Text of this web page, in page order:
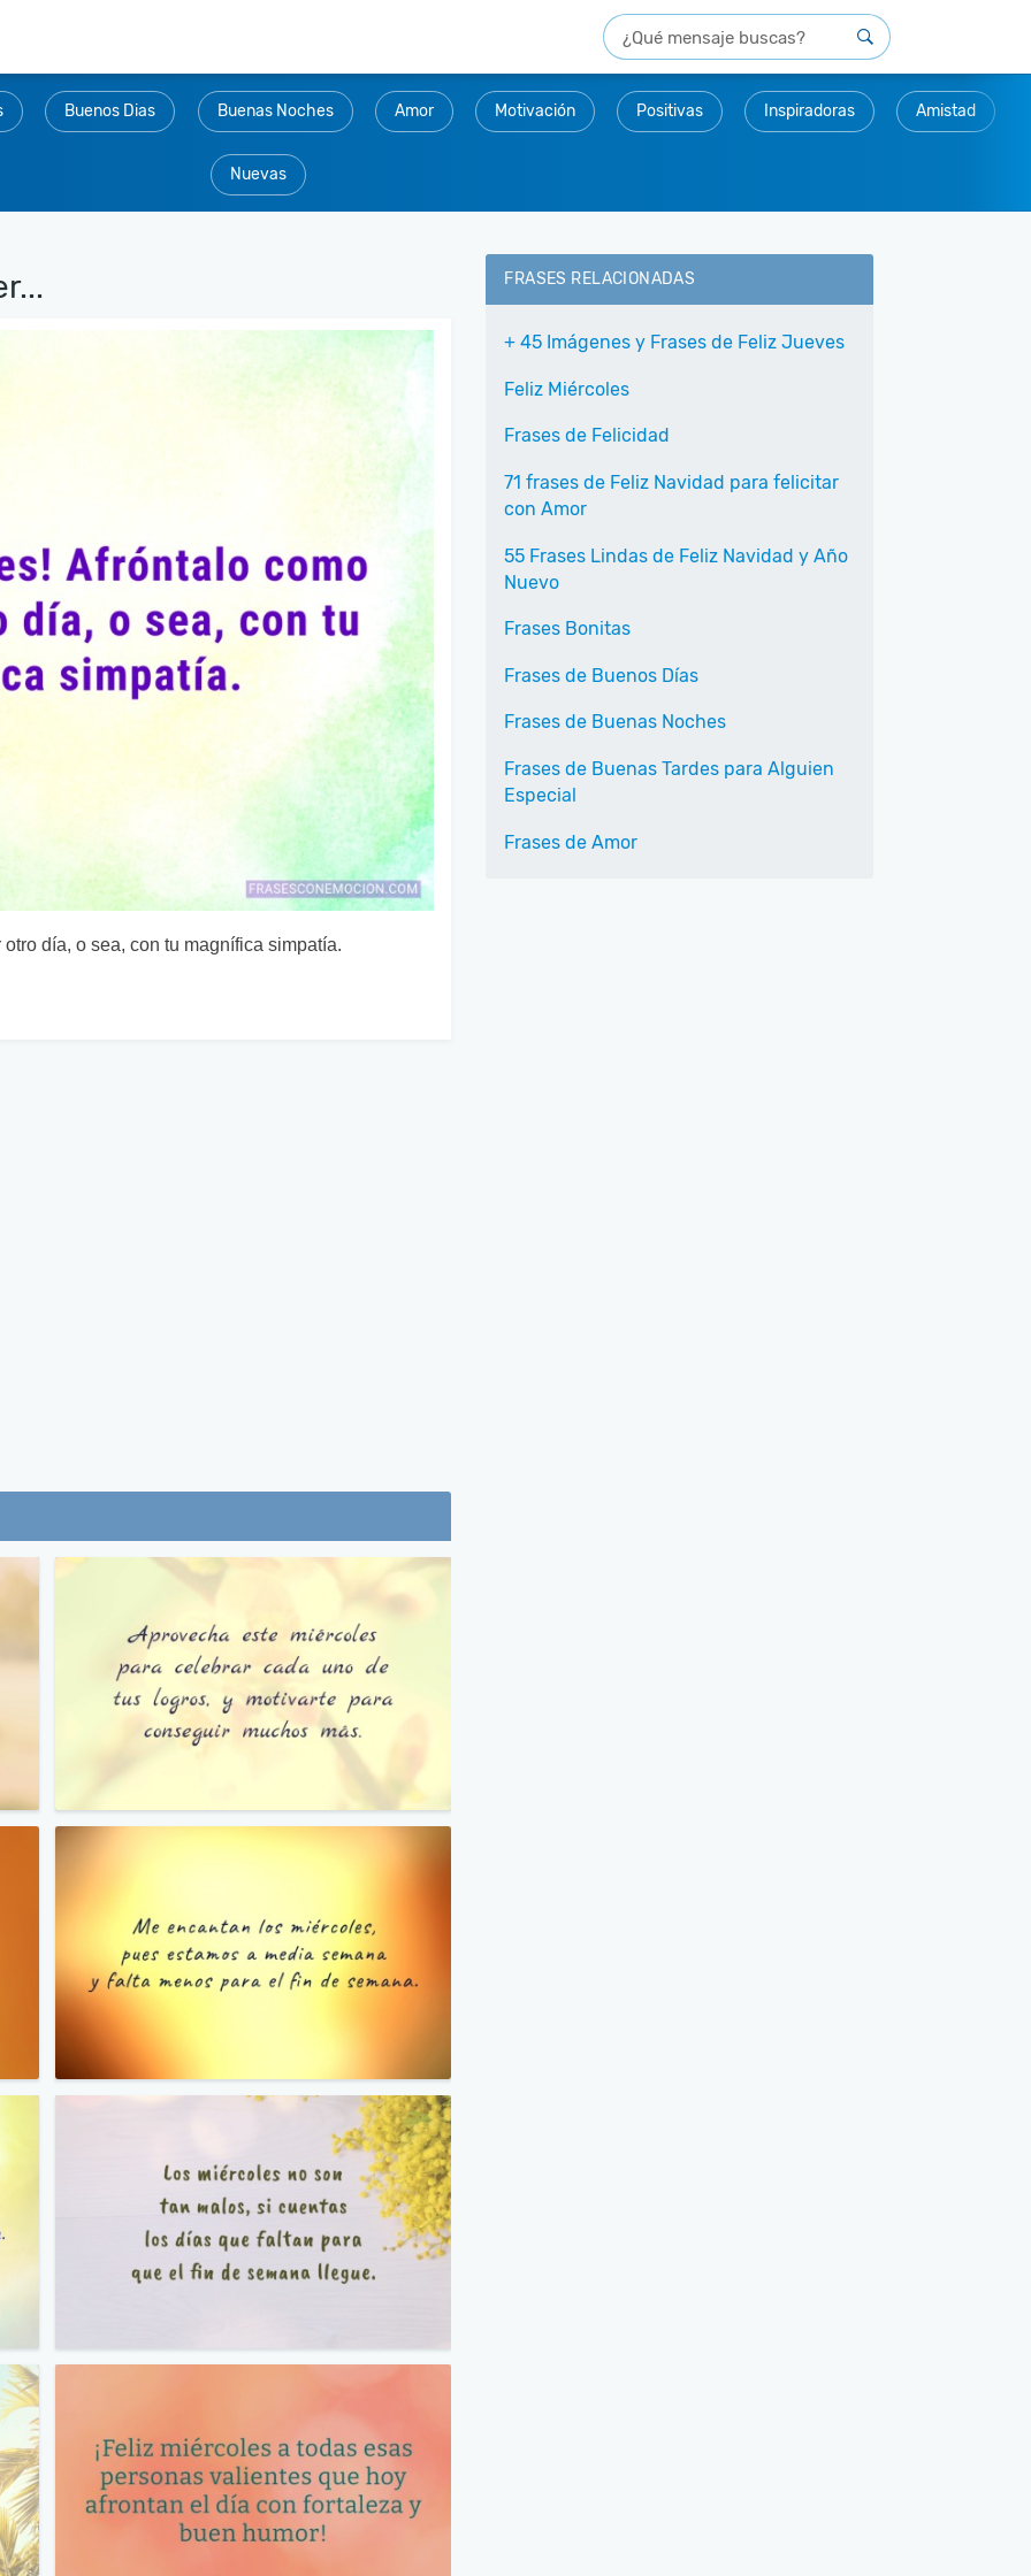
Buenos Dias Buenas Noches Amor Motivación Positivas Inspiradoras Amistad
Nuevas
día, o sea, con tu magnífica simpatía.
FRASES RELACIONADAS
+ 45 Imágenes y Frases de Feliz Jueves
Feliz Miércoles
Frases de Felicidad
71 frases de Feliz Navidad para felicitar
con Amor
55 Frases Lindas de Feliz Navidad y Año
Nuevo
Frases Bonitas
Frases de Buenos Días
Frases de Buenas Noches
Frases de Buenas Tardes para Alguien
Especial
Frases de Amor